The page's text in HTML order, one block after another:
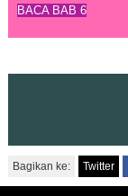
BACA BAB 6
Bagikan ke: Twitter